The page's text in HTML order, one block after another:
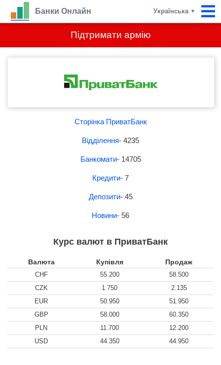
Підтримати армію
Банки Онлайн Українська ▼
Сторінка ПриватБанк
Відділення- 4235
Банкомати- 14705
Кредити- 7
Депозити- 45
Новини- 56
Курс валют в ПриватБанк
Валюта Купівля Продаж
CHF 55.200
58.500
CZK
1.750
2.135
EUR
50.950
51.950
GBP
58.000
60.350
PLN
11.700
12.200
USD
44.350 44.950